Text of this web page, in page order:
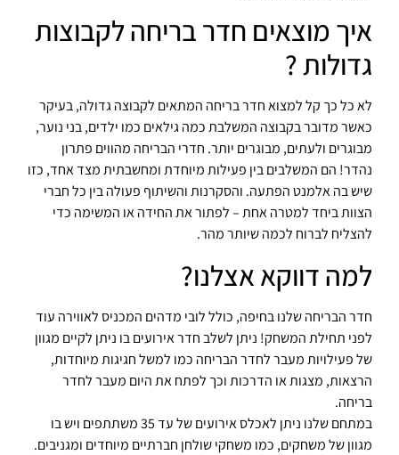
איך מוצאים חדר בריחה לקבוצות
גדולות ?
לא כל כך קל למצוא חדר בריחה המתאים לקבוצה גדולה, בעיקר
כאשר מדובר בקבוצה המשלבת כמה גילאים כמו ילדים, בני נוער,
מבוגרים ולעתים, מבוגרים יותר. חדרי הבריחה מהווים פתרון
נהדר! הם המשלבים בין פעילות מיוחדת ומחשבתית מצד אחד, כזו
שיש בה אלמנט הפתעה. והסקרנות והשיתוף פעולה בין כל חברי
הצוות ביחד למטרה אחת – לפתור את החידה או המשימה כדי
להצליח לברוח לכמה שיותר מהר.
למה דווקא אצלנו?
חדר הבריחה שלנו בחיפה, כולל לובי מדהים המכניס לאווירה עוד
לפני תחילת המשחק! ניתן לשלב חדראירועיםבו ניתן לקיים מגוון
של פעילויות מעבר לחדר הבריחה כמו למשל חגיגות מיוחדות,
הרצאות, מצגות או הדרכות וכך לפתח את היום מעבר לחדר
בריחה.
במתחם שלנו ניתן לאכלס אירועים של עד 35 משתתפים ויש בו
מגוון של משחקים, כמו משחקי שולחן חברתיים מיוחדים ומגניבים.